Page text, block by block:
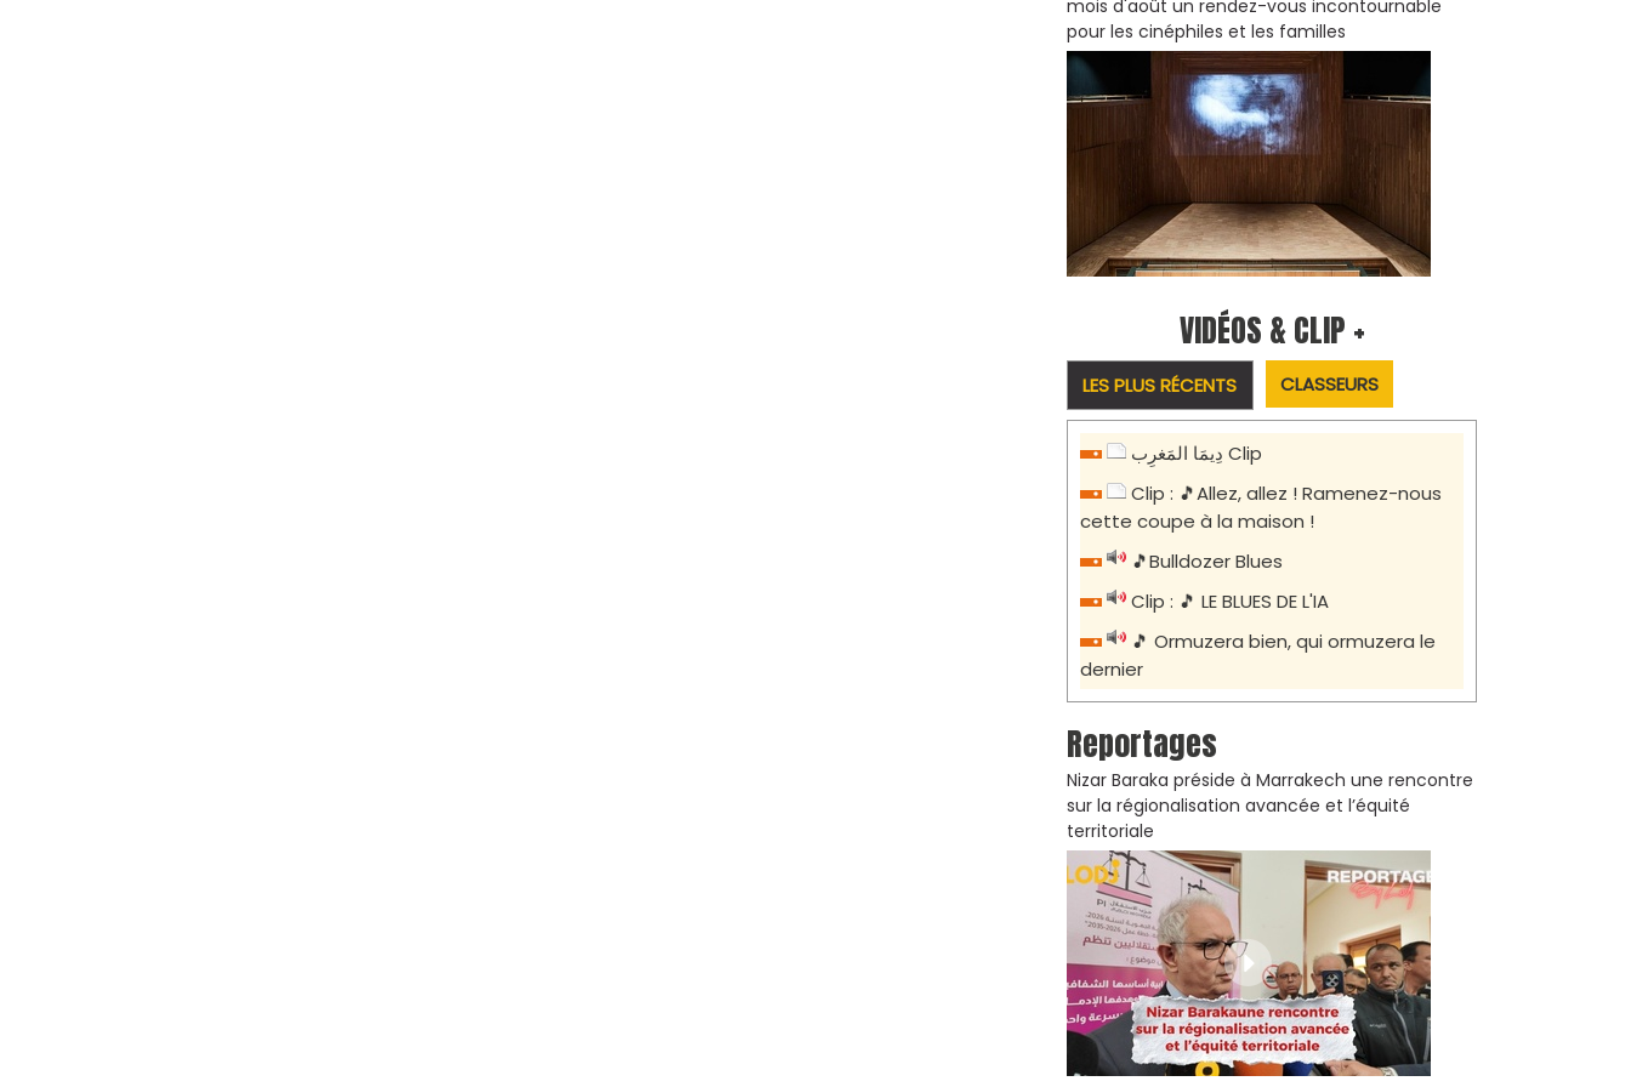
mois d'août un rendez-vous incontournable
pour les cinéphiles et les familles
VIDÉOS & CLIP +
LES PLUS RÉCENTS CLASSEURS
دِيمَا المَغرِب Clip
Clip : 🎵Allez, allez ! Ramenez-nous
cette coupe à la maison !
🎵Bulldozer Blues
Clip : 🎵 LE BLUES DE L'IA
🎵 Ormuzera bien, qui ormuzera le
dernier
Reportages
Nizar Baraka préside à Marrakech une rencontre
sur la régionalisation avancée et l’équité
territoriale